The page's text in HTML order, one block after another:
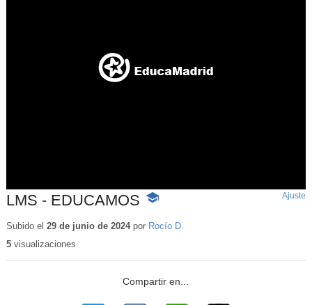
LMS - EDUCAMOS
-
educativo
Ajuste
Subido el 29 de junio de 2024por Rocío D.
5visualizaciones